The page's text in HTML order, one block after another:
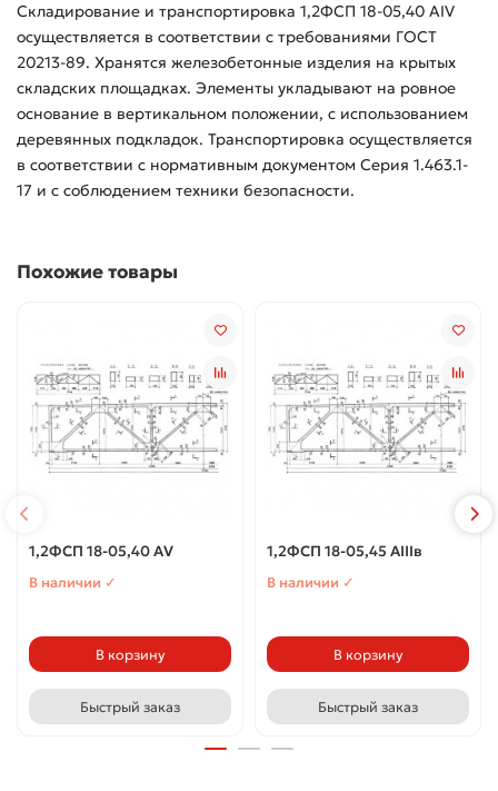
Складирование и транспортировка 1,2ФСП 18-05,40 АIV
осуществляется в соответствии с требованиями ГОСТ
20213-89. Хранятся железобетонные изделия на крытых
складских площадках. Элементы укладывают на ровное
основание в вертикальном положении, с использованием
деревянных подкладок. Транспортировка осуществляется
в соответствии с нормативным документом Серия 1.463.1-
17 и с соблюдением техники безопасности.
Похожие товары
1,2ФСП 18-05,40 АV
В наличии ✓
В корзину
Быстрый заказ
1,2ФСП 18-05,45 АIIIв
В наличии ✓
В корзину
Быстрый заказ